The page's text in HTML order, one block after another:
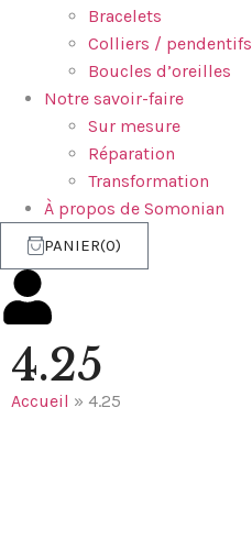
Bracelets
Colliers / pendentifs
Boucles d’oreilles
Notre savoir-faire
Sur mesure
Réparation
Transformation
À propos de Somonian
0
PANIER
4.25
Accueil » 4.25